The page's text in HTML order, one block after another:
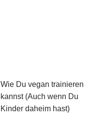
Wie Du vegan trainieren
kannst (Auch wenn Du
Kinder daheim hast)